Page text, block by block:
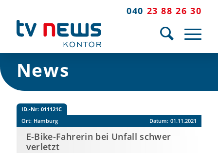
040 23 88 26 30
News
ID.-Nr: 011121C
Ort: Hamburg Datum: 01.11.2021
E-Bike-Fahrerin bei Unfall schwer
verletzt